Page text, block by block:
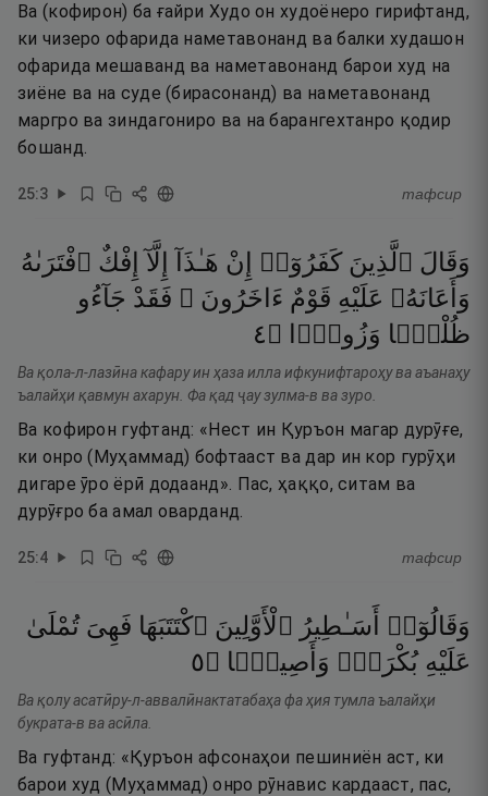
Ва (кофирон) ба ғайри Худо он худоёнеро гирифтанд,
ки чизеро офарида наметавонанд ва балки худашон
офарида мешаванд ва наметавонанд барои худ на
зиёне ва на суде (бирасонанд) ва наметавонанд
маргро ва зиндагониро ва на барангехтанро қодир
бошанд.
25:3 тафсир
وَقَالَ ٱلَّذِينَ كَفَرُوٓا۟ إِنْ هَـٰذَآ إِلَّآ إِفْكٌ ٱفْتَرَىٰهُ
وَأَعَانَهُۥ عَلَيْهِ قَوْمٌ ءَاخَرُونَ ۖ فَقَدْ جَآءُو
ظُلْمًۭا وَزُورًۭا ۝٤
Ва қола-л-лазӣна кафару ин ҳаза илла ифкунифтароҳу ва аъанаҳу
ъалайҳи қавмун ахарун. Фа қад ҷау зулма-в ва зуро.
Ва кофирон гуфтанд: «Нест ин Қуръон магар дурӯғе,
ки онро (Муҳаммад) бофтааст ва дар ин кор гурӯҳи
дигаре ӯро ёрӣ додаанд». Пас, ҳаққо, ситам ва
дурӯғро ба амал оварданд.
25:4 тафсир
وَقَالُوٓا۟ أَسَـٰطِيرُ ٱلْأَوَّلِينَ ٱكْتَتَبَهَا فَهِىَ تُمْلَىٰ
عَلَيْهِ بُكْرَةًۭ وَأَصِيلًۭا ۝٥
Ва қолу асатӣру-л-аввалӣнактатабаҳа фа ҳия тумла ъалайҳи
букрата-в ва асӣла.
Ва гуфтанд: «Қуръон афсонаҳои пешиниён аст, ки
барои худ (Муҳаммад) онро рӯнавис кардааст, пас,